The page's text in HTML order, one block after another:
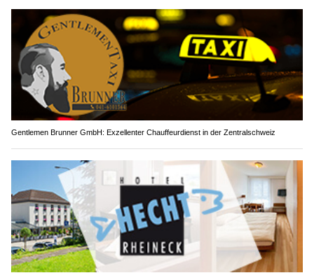
Gentlemen Brunner GmbH: Exzellenter Chauffeurdienst in der Zentralschweiz